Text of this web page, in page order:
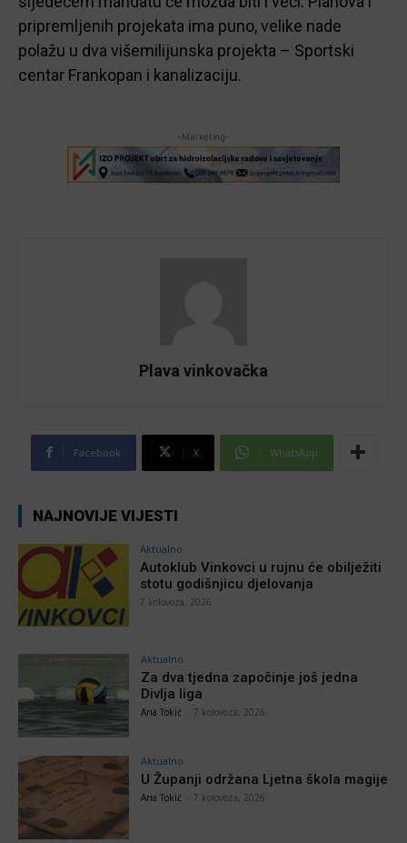
pripremljenih projekata ima puno, velike nade
polažu u dva višemilijunska projekta – Sportski
centar Frankopan i kanalizaciju.
-Marketing-
Plava vinkovačka
Facebook X WhatsApp
NAJNOVIJE VIJESTI
Aktualno
Autoklub Vinkovci u rujnu će obilježiti
stotu godišnjicu djelovanja
7 kolovoza, 2026
Aktualno
Za dva tjedna započinje još jedna
Divlja liga
Ana Tokić 7 kolovoza, 2026
Aktualno
U Županji održana Ljetna škola magije
Ana Tokić 7 kolovoza, 2026